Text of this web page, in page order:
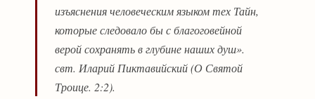
изъяснения человеческим языком тех Тайн,
которые следовало бы с благоговейной
верой сохранять в глубине наших душ».
свт. Иларий Пиктавийский (О Святой
Троице. 2:2).